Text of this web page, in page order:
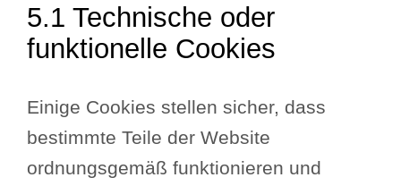
5.1 Technische oder
funktionelle Cookies
Einige Cookies stellen sicher, dass
bestimmte Teile der Website
ordnungsgemäß funktionieren und